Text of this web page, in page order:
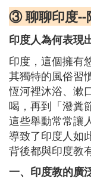
③ 聊聊印度--
印度人為何表現
印度，這個擁有
其獨特的風俗習
恆河裡沐浴、漱
喝，再到「潑糞
這些舉動常常讓
導致了印度人如
背後都與印度教
一、印度教的廣